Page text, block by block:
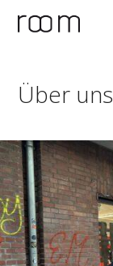
Über uns